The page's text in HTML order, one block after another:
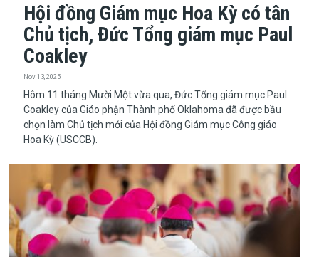
Hội đồng Giám mục Hoa Kỳ có tân
Chủ tịch, Đức Tổng giám mục Paul
Coakley
Nov 13, 2025
​​​​​​​Hôm 11 tháng Mười Một vừa qua, Đức Tổng giám mục Paul
Coakley của Giáo phận Thành phố Oklahoma đã được bầu
chọn làm Chủ tịch mới của Hội đồng Giám mục Công giáo
Hoa Kỳ (USCCB).